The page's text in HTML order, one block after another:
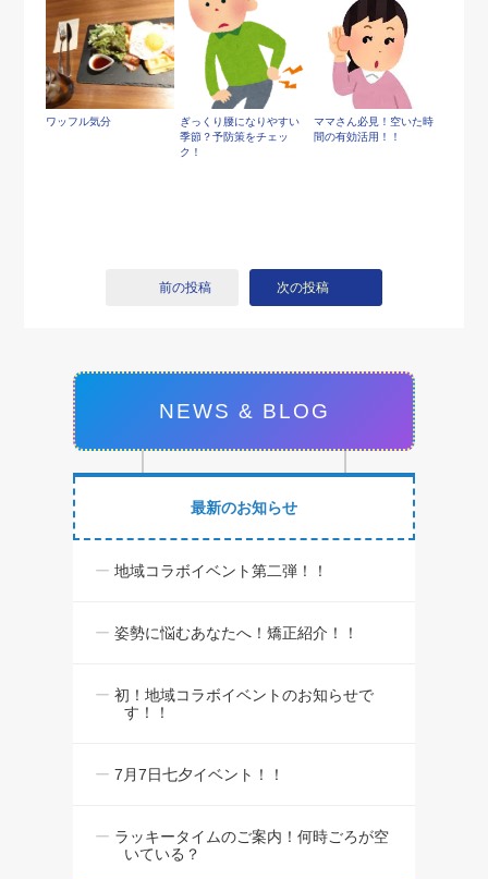
ワッフル気分
ぎっくり腰になりやすい
季節？予防策をチェッ
ク！
ママさん必見！空いた時
間の有効活用！！
次の投稿
前の投稿
NEWS & BLOG
最新のお知らせ
地域コラボイベント第二弾！！
姿勢に悩むあなたへ！矯正紹介！！
初！地域コラボイベントのお知らせで
す！！
7月7日七夕イベント！！
ラッキータイムのご案内！何時ごろが空
いている？